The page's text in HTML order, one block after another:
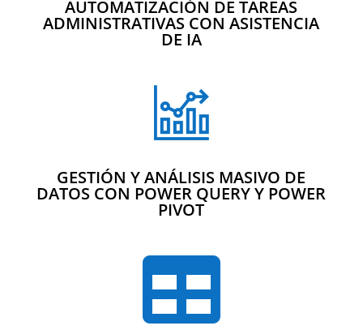
AUTOMATIZACIÓN DE TAREAS
ADMINISTRATIVAS CON ASISTENCIA
DE IA
GESTIÓN Y ANÁLISIS MASIVO DE
DATOS CON POWER QUERY Y POWER
PIVOT
